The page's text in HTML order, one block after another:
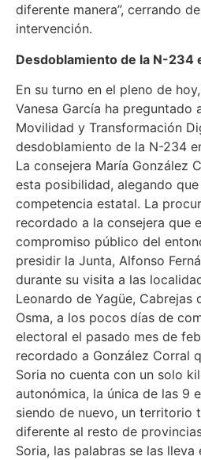
diferente manera”, cerrando
intervención.
Desdoblamiento de la N-234
En su turno en el pleno de
Vanesa García ha preguntado
Movilidad y Transformación
desdoblamiento de la N-234
La consejera María González
esta posibilidad, alegando
competencia estatal. La
recordado a la consejera que
compromiso público del
presidir la Junta, Alfonso
durante su visita a las
Leonardo de Yagüe, Cabrejas
Osma, a los pocos días de
electoral el pasado mes de
recordado a González Corral
Soria no cuenta con un solo
autonómica, la única de las 9
siendo de nuevo, un territorio
diferente al resto de
Soria, las palabras se las lleva